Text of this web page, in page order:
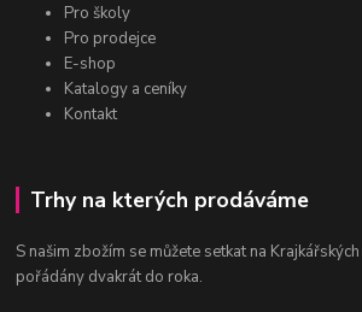
Pro školy
Pro prodejce
E-shop
Katalogy a ceníky
Kontakt
Trhy na kterých prodáváme
S našim zbožím se můžete setkat na
pořádány dvakrát do roka.